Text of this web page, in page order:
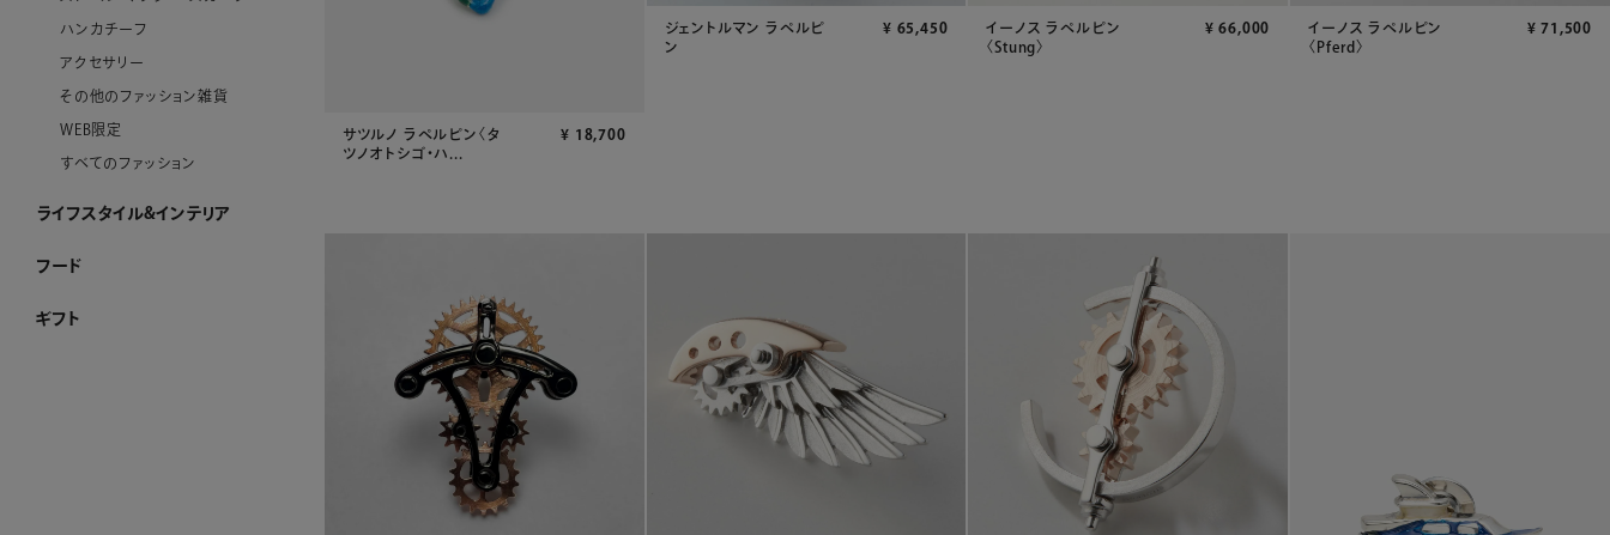
ハンカチーフ
アクセサリー
その他のファッション雑貨
WEB限定
すべてのファッション
ライフスタイル&インテリア
ライフスタイル&インテリア ホーム
クロック
リビング
ダイニング
ベビーグッズ
その他インテリア雑貨
加工ができるお品
WEB限定
すべてのライフスタイル&インテリア
フード
ギフト
サツルノ ラペルピン〈タ
ツノオトシゴ・ハ...
¥ 18,700
ジェントルマン ラペルピ
ン
¥ 65,450
イーノス ラペルピン
〈Stung〉
¥ 66,000
イーノス ラペルピン
〈Pferd〉
¥ 71,500